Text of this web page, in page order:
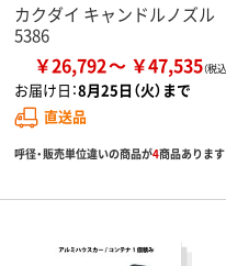
カクダイ キャンドルノズル
5386
￥26,792 ￥47,535
お届け日：8月25日（火）まで
直送品
呼径・販売単位違いの商品が4商品あります